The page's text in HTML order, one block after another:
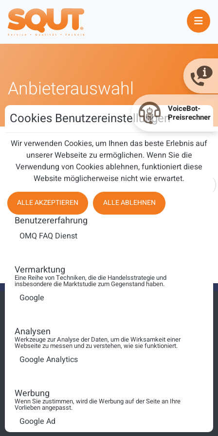
Anbieterauswahl
Anbieterauswahl
Teil des Titels eingeben FILTER ZURÜCKSETZEN
BPO Consulting
Login
squt@schosimo.de
AGB
Impressum
Cookies Benutzereinstellungen
Wir verwenden Cookies, um Ihnen das beste Erlebnis auf
unserer Webseite zu ermöglichen. Wenn Sie die
Verwendung von Cookies ablehnen, funktioniert diese
Website möglicherweise nicht wie erwartet.
ALLE AKZEPTIEREN ALLE ABLEHNEN
Benutzererfahrung
OMQ FAQ Dienst
Vermarktung
Eine Reihe von Techniken, die die Handelsstrategie und
insbesondere die Marktstudie zum Gegenstand haben.
Google
Analysen
Werkzeuge zur Analyse der Daten, um die Wirksamkeit einer
Webseite zu messen und zu verstehen, wie sie funktioniert.
Google Analytics
Werbung
Wenn Sie zustimmen, wird die Werbung auf der Seite an Ihre
Vorlieben angepasst.
Google Ad